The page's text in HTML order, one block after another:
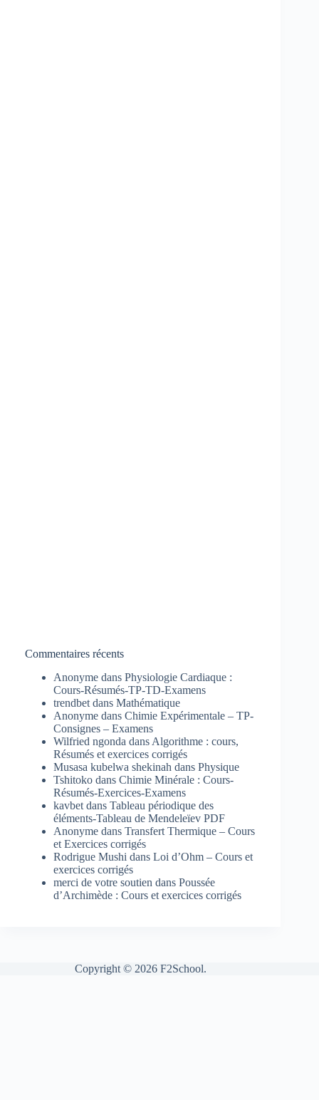
Commentaires récents
Anonyme dans Physiologie Cardiaque :
Cours-Résumés-TP-TD-Examens
trendbet dans Mathématique
Anonyme dans Chimie Expérimentale – TP-
Consignes – Examens
Wilfried ngonda dans Algorithme : cours,
Résumés et exercices corrigés
Musasa kubelwa shekinah dans Physique
Tshitoko dans Chimie Minérale : Cours-
Résumés-Exercices-Examens
kavbet dans Tableau périodique des
éléments-Tableau de Mendeleïev PDF
Anonyme dans Transfert Thermique – Cours
et Exercices corrigés
Rodrigue Mushi dans Loi d’Ohm – Cours et
exercices corrigés
merci de votre soutien dans Poussée
d’Archimède : Cours et exercices corrigés
Copyright © 2026 F2School.